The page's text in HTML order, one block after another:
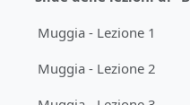
Minimizza
Muggia - Lezione 1
Muggia - Lezione 2